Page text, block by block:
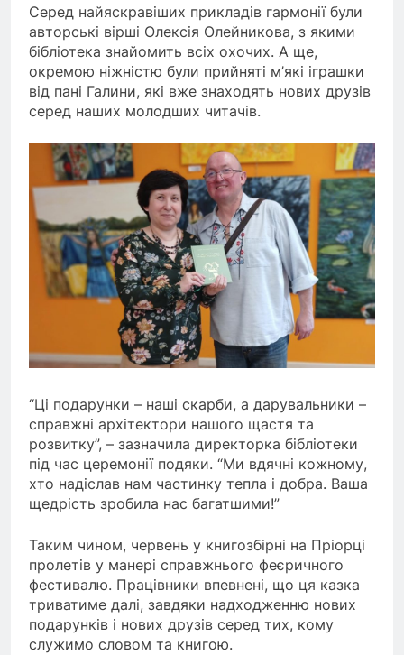
Серед найяскравіших прикладів гармонії були
авторські вірші Олексія Олейникова, з якими
бібліотека знайомить всіх охочих. А ще,
окремою ніжністю були прийняті м’які іграшки
від пані Галини, які вже знаходять нових друзів
серед наших молодших читачів.
“Ці подарунки – наші скарби, а дарувальники –
справжні архітектори нашого щастя та
розвитку”, – зазначила директорка бібліотеки
під час церемонії подяки. “Ми вдячні кожному,
хто надіслав нам частинку тепла і добра. Ваша
щедрість зробила нас багатшими!”
Таким чином, червень у книгозбірні на Пріорці
пролетів у манері справжнього феєричного
фестивалю. Працівники впевнені, що ця казка
триватиме далі, завдяки надходженню нових
подарунків і нових друзів серед тих, кому
служимо словом та книгою.